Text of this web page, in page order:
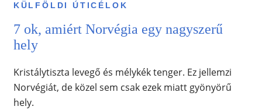
KÜLFÖLDI ÚTICÉLOK
7 ok, amiért Norvégia egy nagyszerű
hely
Kristálytiszta levegő és mélykék tenger. Ez jellemzi
Norvégiát, de közel sem csak ezek miatt gyönyörű
hely.